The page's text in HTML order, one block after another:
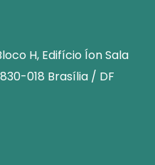
H, Edifício Íon Sala
018 Brasília / DF